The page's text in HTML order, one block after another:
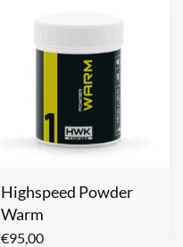
Highspeed Powder
Warm
€95,00